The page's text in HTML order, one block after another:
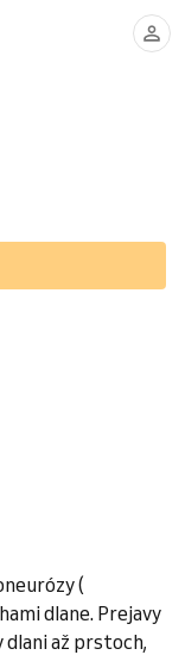
(
dlane. Prejavy
až prstoch,